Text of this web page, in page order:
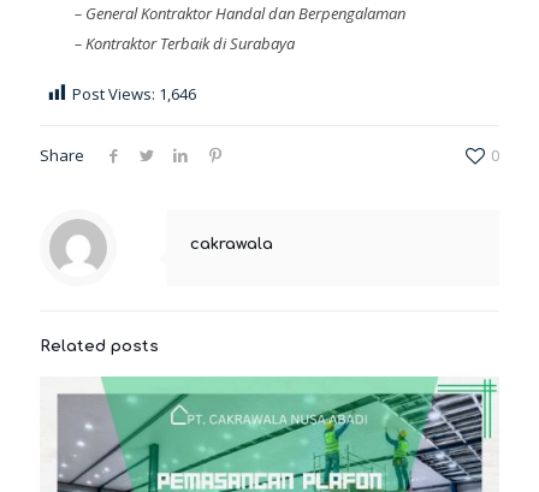
– General Kontraktor Handal dan Berpengalaman
–Kontraktor Terbaik di Surabaya
Post Views: 1,646
Share 0
cakrawala
Related posts